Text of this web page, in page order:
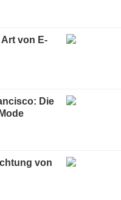
von E-
Die
von